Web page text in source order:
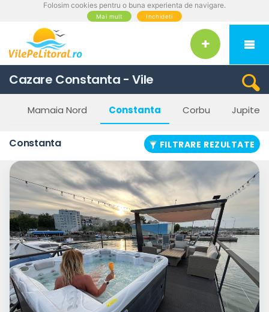
Folosim cookies pentru o buna experienta de navigare.
Mai mult Inchideti
Categorii
cazare
Pensiune
Hotel
Apartament
Hostel
Număr
de
stele
Cazare Constanta - Vile
Mamaia Nord Constanta Corbu Jupiter
Constanta FILTRARE REZULTATE